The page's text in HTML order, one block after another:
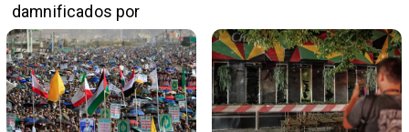
damnificados por
terremotos